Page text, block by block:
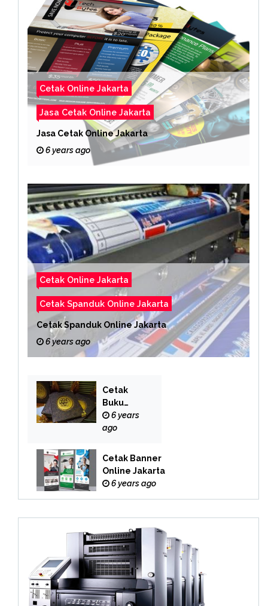
Cetak Online Jakarta
Jasa Cetak Online Jakarta
Jasa Cetak Online Jakarta
6 years ago
Cetak Online Jakarta
Cetak Spanduk Online Jakarta
Cetak Spanduk Online Jakarta
6 years ago
Cetak
Buku
Yasin
Online
6 years
ago
Cetak Banner
Online Jakarta
6 years ago